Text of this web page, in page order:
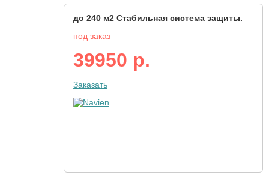
до 240 м2 Стабильная система защиты.
под заказ
39950 р.
Заказать